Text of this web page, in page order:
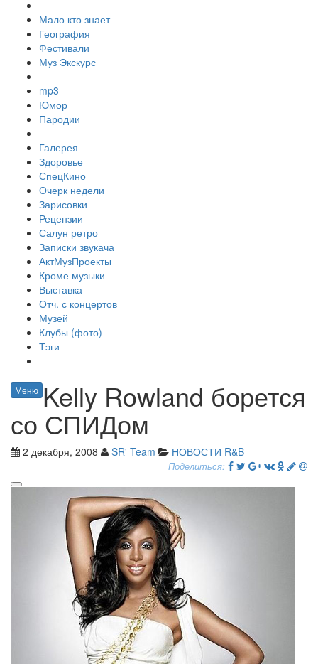
Мало кто знает
География
Фестивали
Муз Экскурс
mp3
Юмор
Пародии
Галерея
Здоровье
СпецКино
Очерк недели
Зарисовки
Рецензии
Салун ретро
Записки звукача
АктМузПроекты
Кроме музыки
Выставка
Отч. с концертов
Музей
Клубы (фото)
Тэги
Меню Kelly Rowland борется
со СПИДом
2 декабря, 2008 SR' Team НОВОСТИ R&B
Поделиться: